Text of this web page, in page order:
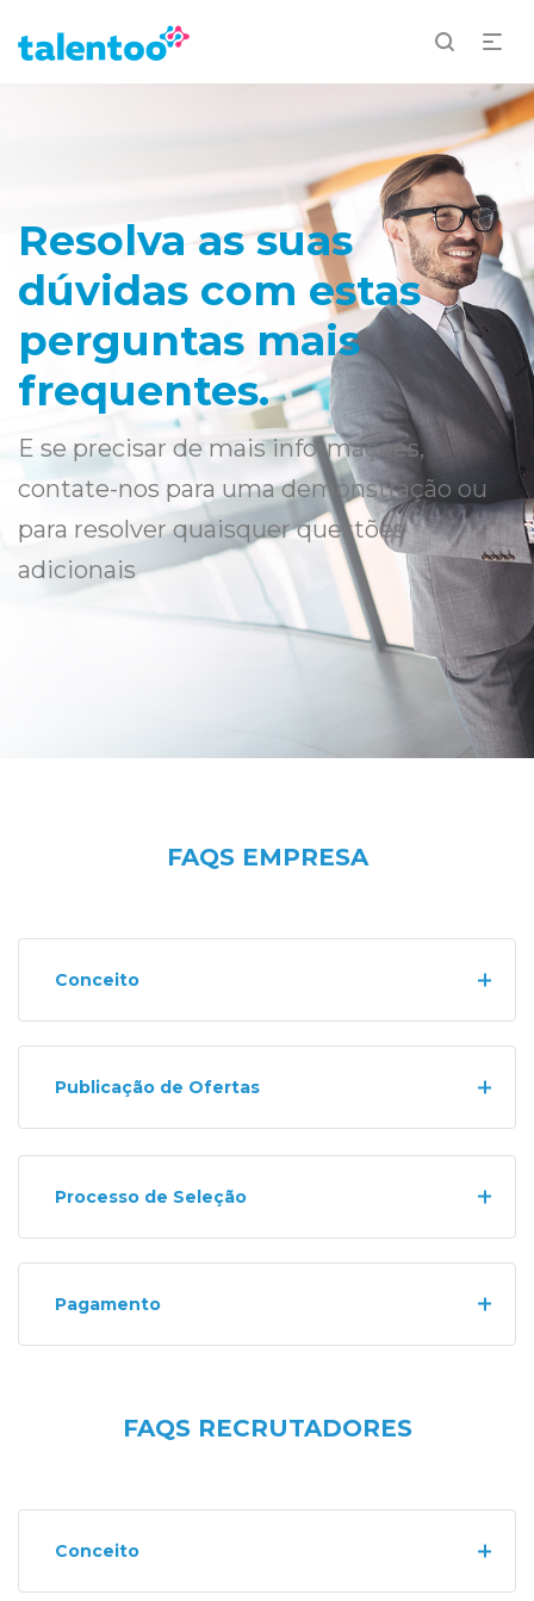
Resolva as suas
dúvidas com estas
perguntas mais
frequentes.
E se precisar de mais informações,
contate-nos para uma demonstração ou
para resolver quaisquer questões
adicionais
FAQS EMPRESA
Conceito
Publicação de Ofertas
Processo de Seleção
Pagamento
FAQS RECRUTADORES
Conceito